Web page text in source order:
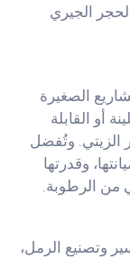
الجيري
الصغيرة
أو القابلة
الزيتي. وتُفضل
وقدرتها
من الرطوبة.
وتصنيع الرمل،